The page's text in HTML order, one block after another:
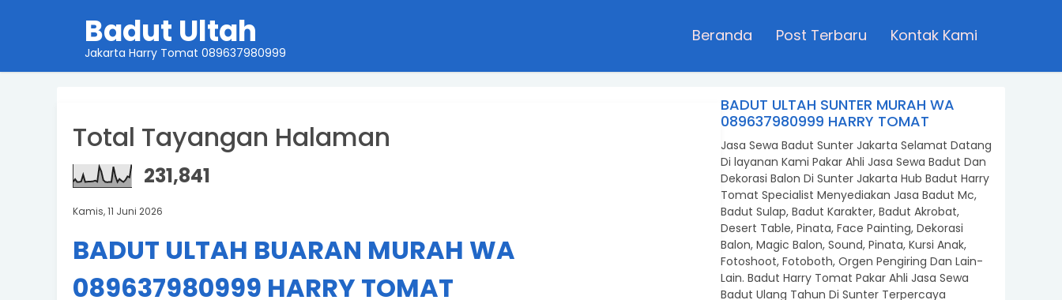
Badut Ultah
Jakarta Harry Tomat 089637980999
Beranda Post Terbaru Kontak Kami
Total Tayangan Halaman
231,841
Kamis, 11 Juni 2026
BADUT ULTAH BUARAN MURAH WA
089637980999 HARRY TOMAT
BADUT ULTAH SUNTER MURAH WA
089637980999 HARRY TOMAT
Jasa Sewa Badut Sunter Jakarta Selamat Datang
Di layanan Kami Pakar Ahli Jasa Sewa Badut Dan
Dekorasi Balon Di Sunter Jakarta Hub Badut Harry
Tomat Specialist Menyediakan Jasa Badut Mc,
Badut Sulap, Badut Karakter, Badut Akrobat,
Desert Table, Pinata, Face Painting, Dekorasi
Balon, Magic Balon, Sound, Pinata, Kursi Anak,
Fotoshoot, Fotoboth, Orgen Pengiring Dan Lain-
Lain. Badut Harry Tomat Pakar Ahli Jasa Sewa
Badut Ulang Tahun Di Sunter Terpercaya